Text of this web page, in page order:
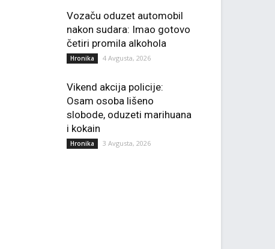
Vozaču oduzet automobil
nakon sudara: Imao gotovo
četiri promila alkohola
Hronika 4 Avgusta, 2026
Vikend akcija policije:
Osam osoba lišeno
slobode, oduzeti marihuana
i kokain
Hronika 3 Avgusta, 2026